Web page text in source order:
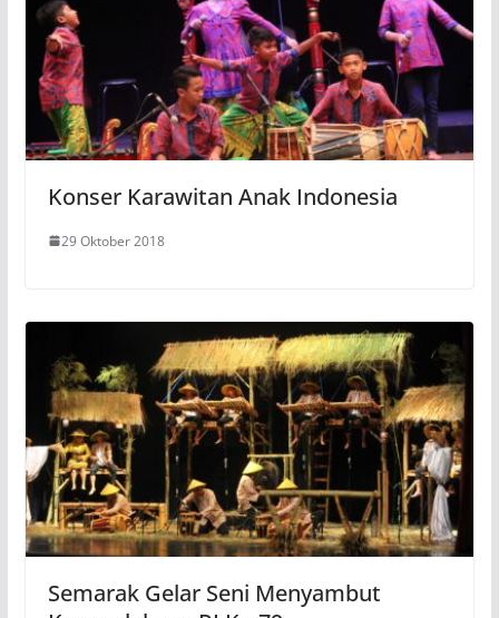
Konser Karawitan Anak Indonesia
29 Oktober 2018
Semarak Gelar Seni Menyambut